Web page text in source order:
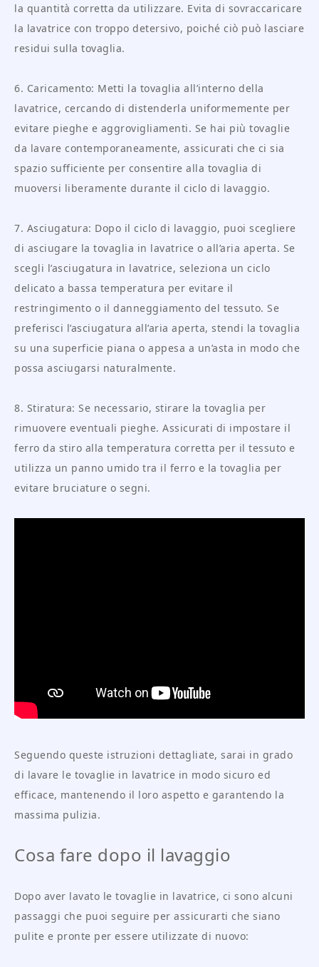
la quantità corretta da utilizzare. Evita di sovraccaricare
la lavatrice con troppo detersivo, poiché ciò può lasciare
residui sulla tovaglia.
6. Caricamento: Metti la tovaglia all’interno della
lavatrice, cercando di distenderla uniformemente per
evitare pieghe e aggrovigliamenti. Se hai più tovaglie
da lavare contemporaneamente, assicurati che ci sia
spazio sufficiente per consentire alla tovaglia di
muoversi liberamente durante il ciclo di lavaggio.
7. Asciugatura: Dopo il ciclo di lavaggio, puoi scegliere
di asciugare la tovaglia in lavatrice o all’aria aperta. Se
scegli l’asciugatura in lavatrice, seleziona un ciclo
delicato a bassa temperatura per evitare il
restringimento o il danneggiamento del tessuto. Se
preferisci l’asciugatura all’aria aperta, stendi la tovaglia
su una superficie piana o appesa a un’asta in modo che
possa asciugarsi naturalmente.
8. Stiratura: Se necessario, stirare la tovaglia per
rimuovere eventuali pieghe. Assicurati di impostare il
ferro da stiro alla temperatura corretta per il tessuto e
utilizza un panno umido tra il ferro e la tovaglia per
evitare bruciature o segni.
Seguendo queste istruzioni dettagliate, sarai in grado
di lavare le tovaglie in lavatrice in modo sicuro ed
efficace, mantenendo il loro aspetto e garantendo la
massima pulizia.
Cosa fare dopo il lavaggio
Dopo aver lavato le tovaglie in lavatrice, ci sono alcuni
passaggi che puoi seguire per assicurarti che siano
pulite e pronte per essere utilizzate di nuovo: